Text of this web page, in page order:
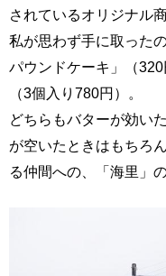
されているオリジナル商
私が思わず手に取った
パウンドケーキ」（320
（3個入り780円）。
どちらもバターが効い
が空いたときはもちろ
る仲間への、「海里」